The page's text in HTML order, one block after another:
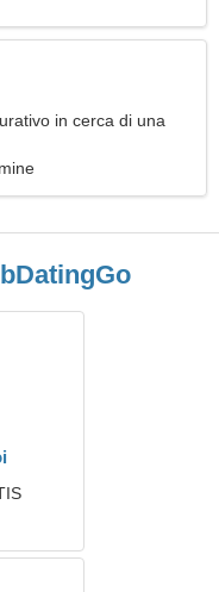
in cerca di una